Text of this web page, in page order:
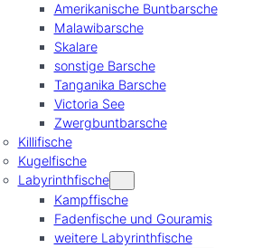
Amerikanische Buntbarsche
Malawibarsche
Skalare
sonstige Barsche
Tanganika Barsche
Victoria See
Zwergbuntbarsche
Killifische
Kugelfische
Labyrinthfische
Kampffische
Fadenfische und Gouramis
weitere Labyrinthfische